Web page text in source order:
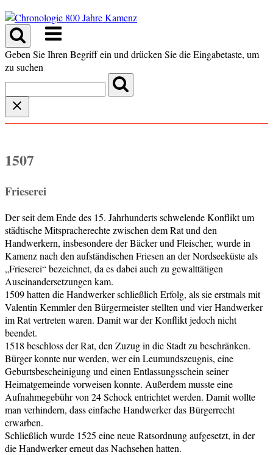
Skip
to
content
Menu
Geben Sie Ihren Begriff ein und drücken Sie die Eingabetaste, um
zu suchen
1507
Frieserei
Der seit dem Ende des 15. Jahrhunderts schwelende Konflikt um
städtische Mitspracherechte zwischen dem Rat und den
Handwerkern, insbesondere der Bäcker und Fleischer, wurde in
Kamenz nach den aufständischen Friesen an der Nordseeküste als
„Frieserei“ bezeichnet, da es dabei auch zu gewalttätigen
Auseinandersetzungen kam.
1509 hatten die Handwerker schließlich Erfolg, als sie erstmals mit
Valentin Kemmler den Bürgermeister stellten und vier Handwerker
im Rat vertreten waren. Damit war der Konflikt jedoch nicht
beendet.
1518 beschloss der Rat, den Zuzug in die Stadt zu beschränken.
Bürger konnte nur werden, wer ein Leumundszeugnis, eine
Geburtsbescheinigung und einen Entlassungsschein seiner
Heimatgemeinde vorweisen konnte. Außerdem musste eine
Aufnahmegebühr von 24 Schock entrichtet werden. Damit wollte
man verhindern, dass einfache Handwerker das Bürgerrecht
erwarben.
Schließlich wurde 1525 eine neue Ratsordnung aufgesetzt, in der
die Handwerker erneut das Nachsehen hatten.